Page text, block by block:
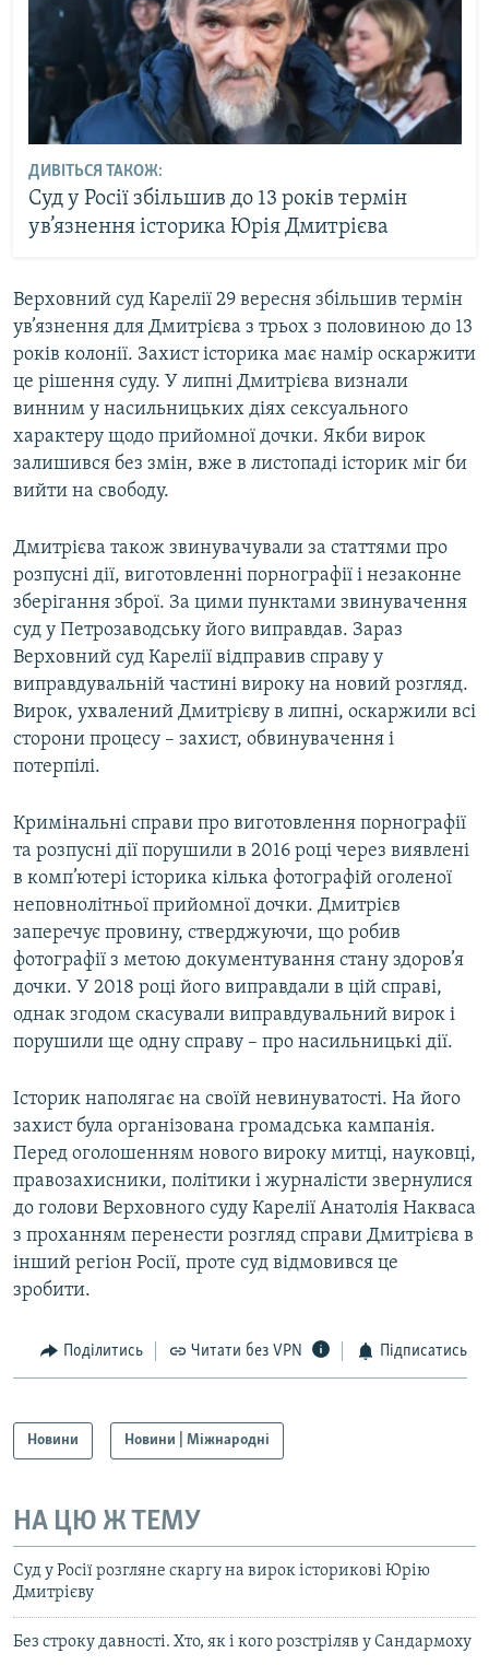
ДИВІТЬСЯ ТАКОЖ:
Суд у Росії збільшив до 13 років термін
ув’язнення історика Юрія Дмитрієва
Верховний суд Карелії 29 вересня збільшив термін
ув’язнення для Дмитрієва з трьох з половиною до 13
років колонії. Захист історика має намір оскаржити
це рішення суду. У липні Дмитрієва визнали
винним у насильницьких діях сексуального
характеру щодо прийомної дочки. Якби вирок
залишився без змін, вже в листопаді історик міг би
вийти на свободу.
Дмитрієва також звинувачували за статтями про
розпусні дії, виготовленні порнографії і незаконне
зберігання зброї. За цими пунктами звинувачення
суд у Петрозаводську його виправдав. Зараз
Верховний суд Карелії відправив справу у
виправдувальній частині вироку на новий розгляд.
Вирок, ухвалений Дмитрієву в липні, оскаржили всі
сторони процесу – захист, обвинувачення і
потерпілі.
Кримінальні справи про виготовлення порнографії
та розпусні дії порушили в 2016 році через виявлені
в комп’ютері історика кілька фотографій оголеної
неповнолітньої прийомної дочки. Дмитрієв
заперечує провину, стверджуючи, що робив
фотографії з метою документування стану здоров’я
дочки. У 2018 році його виправдали в цій справі,
однак згодом скасували виправдувальний вирок і
порушили ще одну справу – про насильницькі дії.
Історик наполягає на своїй невинуватості. На його
захист була організована громадська кампанія.
Перед оголошенням нового вироку митці, науковці,
правозахисники, політики і журналісти звернулися
до голови Верховного суду Карелії Анатолія Накваса
з проханням перенести розгляд справи Дмитрієва в
інший регіон Росії, проте суд відмовився це
зробити.
Поділитись Читати без VPN Підписатись
Новини Новини | Міжнародні
НА ЦЮ Ж ТЕМУ
Суд у Росії розгляне скаргу на вирок історикові Юрію
Дмитрієву
Без строку давності. Хто, як і кого розстріляв у Сандармоху